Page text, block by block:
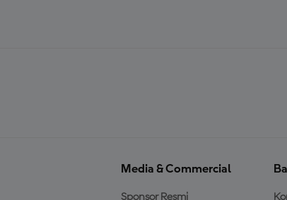
Media & Commercial
Sponsor Resmi